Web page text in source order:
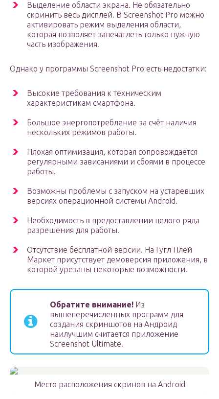
Выделение области экрана. Не обязательно
скринить весь дисплей. В Screenshot Pro можно
активировать режим выделения области,
которая позволяет запечатлеть только нужную
часть изображения.
Однако у программы Screenshot Pro есть недостатки:
Высокие требования к техническим
характеристикам смартфона.
Большое энергопотребление за счёт наличия
нескольких режимов работы.
Плохая оптимизация, которая сопровождается
регулярными зависаниями и сбоями в процессе
работы.
Возможны проблемы с запуском на устаревших
версиях операционной системы Android.
Необходимость в предоставлении целого ряда
разрешения для работы.
Отсутствие бесплатной версии. На Гугл Плей
Маркет присутствует демоверсия приложения, в
которой урезаны некоторые возможности.
Обратите внимание! Из
вышеперечисленных программ для
создания скриншотов на Андроид
наилучшим считается приложение
Screenshot Ultimate.
Место расположения скринов на Android